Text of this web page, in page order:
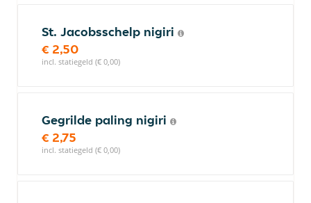
St. Jacobsschelp nigiri
€ 2,50
incl. statiegeld (€ 0,00)
Gegrilde paling nigiri
€ 2,75
incl. statiegeld (€ 0,00)